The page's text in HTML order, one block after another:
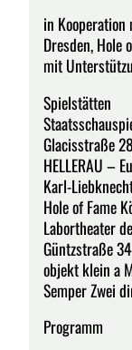
in Kooperation
Dresden, Hole
mit
Spielstätten
Glacisstraße
HELLERAU –
Karl-
Hole of Fame
Labortheater
Güntzstraße
objekt klein a
Semper Zwei
Programm